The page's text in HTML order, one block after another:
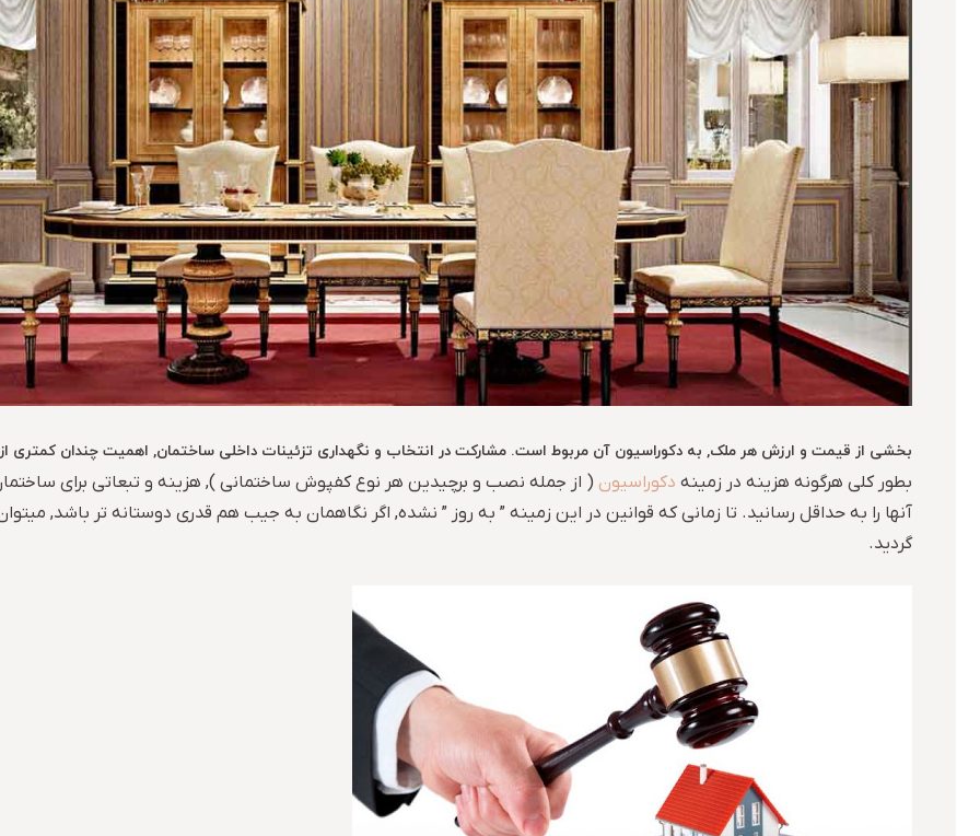
بخشی از قیمت و ارزش هر ملک, به دکوراسیون آن مربوط است. مشارکت در انتخاب و نگهداری تزئینات داخلی ساختمان, اهمیت چندان کمتری از
بطور کلی هرگونه هزینه در زمینه دکوراسیون ( از جمله نصب و برچیدین هر نوع کفپوش ساختمانی ), هزینه و تبعاتی برای
آنها را به حداقل رسانید. تا زمانی که قوانین در این زمینه ” به روز ” نشده, اگر نگاهمان به جیب هم قدری دوستانه تر باشد,
گردید.